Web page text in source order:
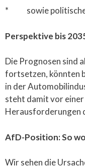
* sowie politische
Perspektive bis
Die Prognosen sind
fortsetzen, könnten
in der
steht damit vor
Herausforderungen
AfD-Position: So
Wir sehen die